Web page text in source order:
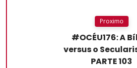
Proximo
#OCÉU176: A
versus o
PARTE 103